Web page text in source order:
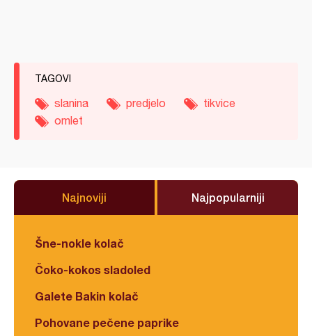
TAGOVI
slanina predjelo
tikvice
omlet
Najnoviji Najpopularniji
Šne-nokle kolač
Čoko-kokos sladoled
Galete Bakin kolač
Pohovane pečene paprike